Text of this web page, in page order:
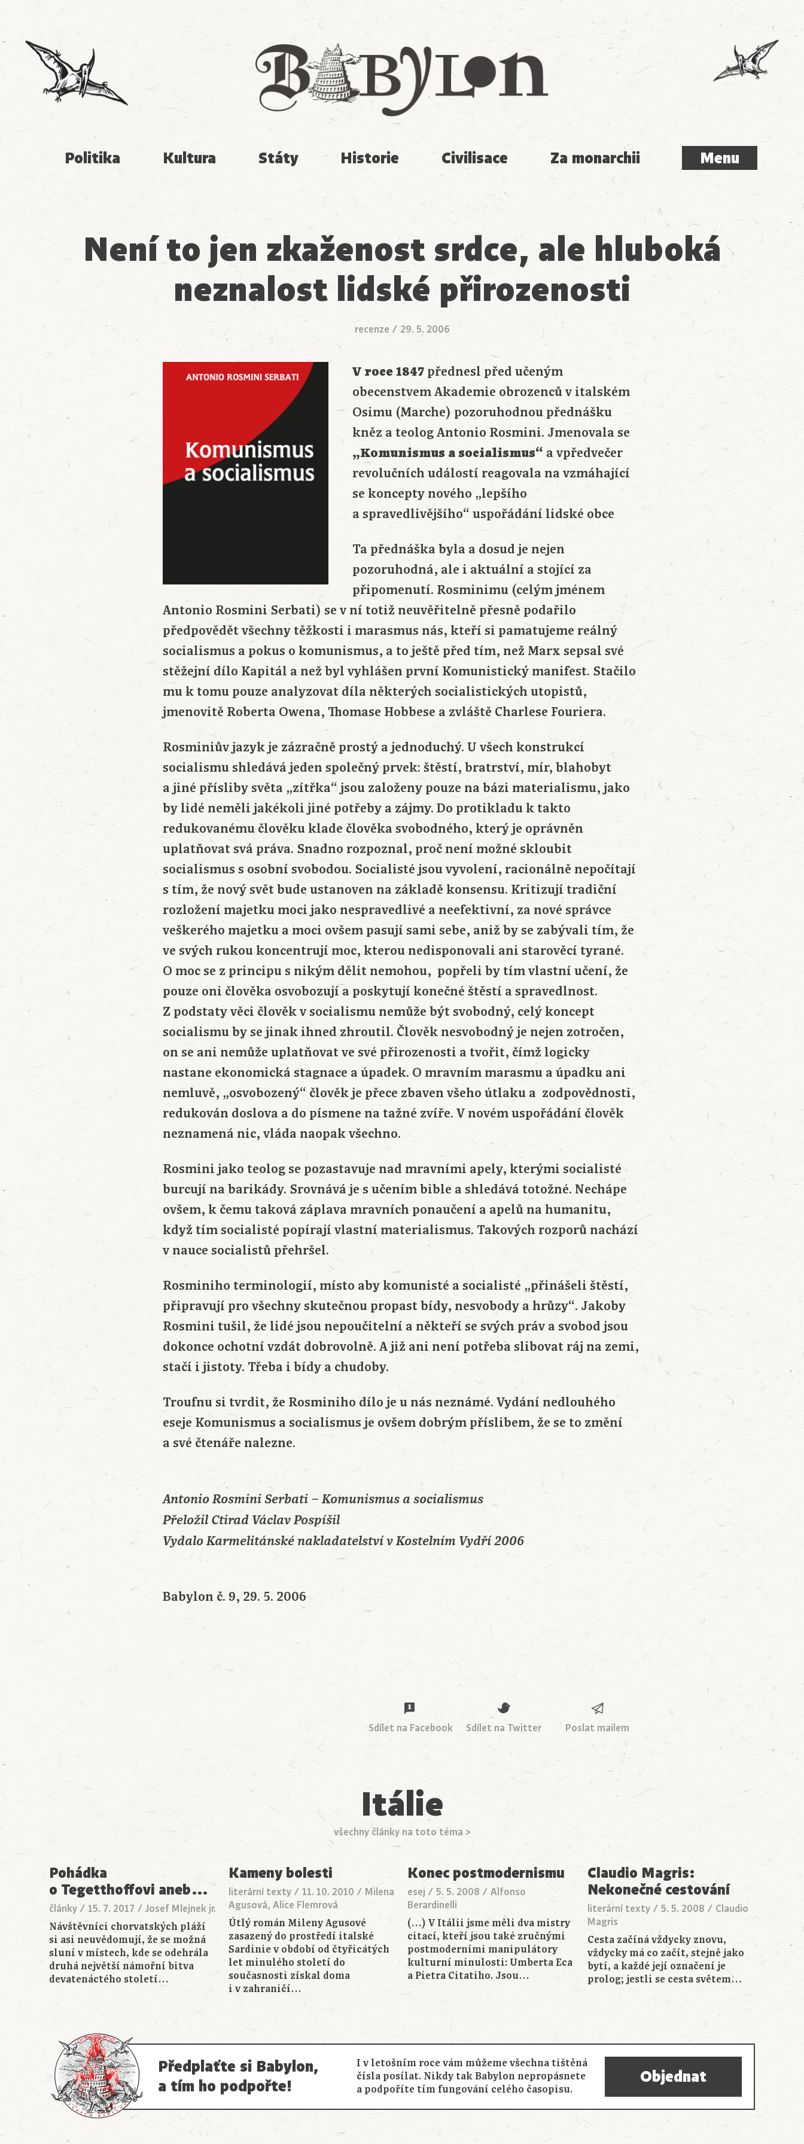
Babylon
Politika Kultura Státy Historie Civilisace Za monarchii Menu
Menu
Není to jen zkaženost srdce, ale hluboká
neznalost lidské přirozenosti
recenze / 29. 5. 2006
V roce 1847 přednesl před učeným
obecenstvem Akademie obrozenců v italském
Osimu (Marche) pozoruhodnou přednášku
kněz a teolog Antonio Rosmini. Jmenovala se
„Komunismus a socialismus“ a vpředvečer
revolučních událostí reagovala na vzmáhající
se koncepty nového „lepšího
a spravedlivějšího“ uspořádání lidské obce
Ta přednáška byla a dosud je nejen
pozoruhodná, ale i aktuální a stojící za
připomenutí. Rosminimu (celým jménem
Antonio Rosmini Serbati) se v ní totiž neuvěřitelně přesně podařilo
předpovědět všechny těžkosti i marasmus nás, kteří si pamatujeme reálný
socialismus a pokus o komunismus, a to ještě před tím, než Marx sepsal své
stěžejní dílo Kapitál a než byl vyhlášen první Komunistický manifest. Stačilo
mu k tomu pouze analyzovat díla některých socialistických utopistů,
jmenovitě Roberta Owena, Thomase Hobbese a zvláště Charlese Fouriera.
Rosminiův jazyk je zázračně prostý a jednoduchý. U všech konstrukcí
socialismu shledává jeden společný prvek: štěstí, bratrství, mír, blahobyt
a jiné přísliby světa „zítřka“ jsou založeny pouze na bázi materialismu, jako
by lidé neměli jakékoli jiné potřeby a zájmy. Do protikladu k takto
redukovanému člověku klade člověka svobodného, který je oprávněn
uplatňovat svá práva. Snadno rozpoznal, proč není možné skloubit
socialismus s osobní svobodou. Socialisté jsou vyvolení, racionálně nepočítají
s tím, že nový svět bude ustanoven na základě konsensu. Kritizují tradiční
rozložení majetku moci jako nespravedlivé a neefektivní, za nové správce
veškerého majetku a moci ovšem pasují sami sebe, aniž by se zabývali tím, že
ve svých rukou koncentrují moc, kterou nedisponovali ani starověcí tyrané.
O moc se z principu s nikým dělit nemohou, popřeli by tím vlastní učení, že
pouze oni člověka osvobozují a poskytují konečné štěstí a spravedlnost.
Z podstaty věci člověk v socialismu nemůže být svobodný, celý koncept
socialismu by se jinak ihned zhroutil. Člověk nesvobodný je nejen zotročen,
on se ani nemůže uplatňovat ve své přirozenosti a tvořit, čímž logicky
nastane ekonomická stagnace a úpadek. O mravním marasmu a úpadku ani
nemluvě, „osvobozený“ člověk je přece zbaven všeho útlaku a zodpovědnosti,
redukován doslova a do písmene na tažné zvíře. V novém uspořádání člověk
neznamená nic, vláda naopak všechno.
Rosmini jako teolog se pozastavuje nad mravními apely, kterými socialisté
burcují na barikády. Srovnává je s učením bible a shledává totožné. Nechápe
ovšem, k čemu taková záplava mravních ponaučení a apelů na humanitu,
když tím socialisté popírají vlastní materialismus. Takových rozporů nachází
v nauce socialistů přehršel.
Rosminiho terminologií, místo aby komunisté a socialisté „přinášeli štěstí,
připravují pro všechny skutečnou propast bídy, nesvobody a hrůzy“. Jakoby
Rosmini tušil, že lidé jsou nepoučitelní a někteří se svých práv a svobod jsou
dokonce ochotní vzdát dobrovolně. A již ani není potřeba slibovat ráj na zemi,
stačí i jistoty. Třeba i bídy a chudoby.
Troufnu si tvrdit, že Rosminiho dílo je u nás neznámé. Vydání nedlouhého
eseje Komunismus a socialismus je ovšem dobrým příslibem, že se to změní
a své čtenáře nalezne.
Antonio Rosmini Serbati – Komunismus a socialismus
Přeložil Ctirad Václav Pospíšil
Vydalo Karmelitánské nakladatelství v Kostelním Vydří 2006
Babylon č. 9, 29. 5. 2006
Sdílet na Facebook Sdílet na Twitter Poslat mailem
Itálie
všechny články na toto téma >
Pohádka
o Tegetthoffovi aneb…
články / 15. 7. 2017 / Josef Mlejnek jr.
Návštěvníci chorvatských pláží
si asi neuvědomují, že se možná
sluní v místech, kde se odehrála
druhá největší námořní bitva
devatenáctého století…
Kameny bolesti
literární texty/ 11. 10. 2010 / Milena
Agusová, Alice Flemrová
Útlý román Mileny Agusové
zasazený do prostředí italské
Sardinie v období od čtyřicátých
let minulého století do
současnosti získal doma
i v zahraničí…
Konec postmodernismu
esej / 5. 5. 2008 /Alfonso
Berardinelli
(…) V Itálii jsme měli dva mistry
citací, kteří jsou také zručnými
postmoderními manipulátory
kulturní minulosti: Umberta Eca
a Pietra Citatiho. Jsou…
Claudio Magris:
Nekonečné cestování
literární texty / 5. 5. 2008 / Claudio
Magris
Cesta začíná vždycky znovu,
vždycky má co začít, stejně jako
bytí, a každé její označení je
prolog; jestli se cesta světem…
Předplaťte si Babylon,
a tím ho podpořte!
I v letošním roce vám můžeme všechna tištěná
čísla posílat. Nikdy tak Babylon nepropásnete
a podpoříte tím fungování celého časopisu.
Objednat